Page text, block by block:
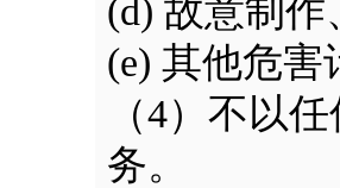
(d) 故意制
(e) 其他危
（4）不以
务。